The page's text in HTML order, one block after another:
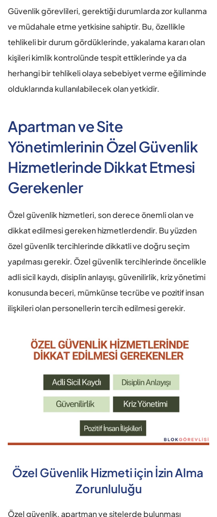
Güvenlik görevlileri, gerektiği durumlarda zor kullanma
ve müdahale etme yetkisine sahiptir. Bu, özellikle
tehlikeli bir durum gördüklerinde, yakalama kararı olan
kişileri kimlik kontrolünde tespit ettiklerinde ya da
herhangi bir tehlikeli olaya sebebiyet verme eğiliminde
olduklarında kullanılabilecek olan yetkidir.
Apartman ve Site
Yönetimlerinin Özel Güvenlik
Hizmetlerinde Dikkat Etmesi
Gerekenler
Özel güvenlik hizmetleri, son derece önemli olan ve
dikkat edilmesi gereken hizmetlerdendir. Bu yüzden
özel güvenlik tercihlerinde dikkatli ve doğru seçim
yapılması gerekir. Özel güvenlik tercihlerinde öncelikle
adli sicil kaydı, disiplin anlayışı, güvenilirlik, kriz yönetimi
konusunda beceri, mümkünse tecrübe ve pozitif insan
ilişkileri olan personellerin tercih edilmesi gerekir.
Özel Güvenlik Hizmeti için İzin Alma
Zorunluluğu
Özel güvenlik, apartman ve sitelerde bulunması